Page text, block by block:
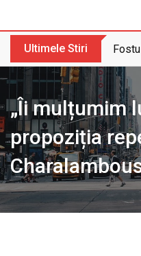
Ultimele Stiri
„Îi mulțumim
propoziția